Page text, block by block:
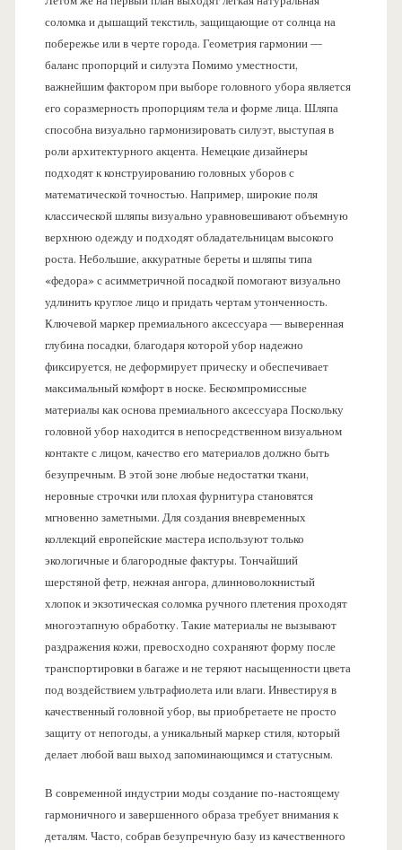
соломка и дышащий текстиль, защищающие от солнца на
побережье или в черте города. Геометрия гармонии —
баланс пропорций и силуэта Помимо уместности,
важнейшим фактором при выборе головного убора является
его соразмерность пропорциям тела и форме лица. Шляпа
способна визуально гармонизировать силуэт, выступая в
роли архитектурного акцента. Немецкие дизайнеры
подходят к конструированию головных уборов с
математической точностью. Например, широкие поля
классической шляпы визуально уравновешивают объемную
верхнюю одежду и подходят обладательницам высокого
роста. Небольшие, аккуратные береты и шляпы типа
«федора» с асимметричной посадкой помогают визуально
удлинить круглое лицо и придать чертам утонченность.
Ключевой маркер премиального аксессуара — выверенная
глубина посадки, благодаря которой убор надежно
фиксируется, не деформирует прическу и обеспечивает
максимальный комфорт в носке. Бескомпромиссные
материалы как основа премиального аксессуара Поскольку
головной убор находится в непосредственном визуальном
контакте с лицом, качество его материалов должно быть
безупречным. В этой зоне любые недостатки ткани,
неровные строчки или плохая фурнитура становятся
мгновенно заметными. Для создания вневременных
коллекций европейские мастера используют только
экологичные и благородные фактуры. Тончайший
шерстяной фетр, нежная ангора, длинноволокнистый
хлопок и экзотическая соломка ручного плетения проходят
многоэтапную обработку. Такие материалы не вызывают
раздражения кожи, превосходно сохраняют форму после
транспортировки в багаже и не теряют насыщенности цвета
под воздействием ультрафиолета или влаги. Инвестируя в
качественный головной убор, вы приобретаете не просто
защиту от непогоды, а уникальный маркер стиля, который
делает любой ваш выход запоминающимся и статусным.
В современной индустрии моды создание по-настоящему
гармоничного и завершенного образа требует внимания к
деталям. Часто, собрав безупречную базу из качественного